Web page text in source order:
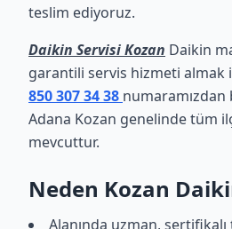
teslim ediyoruz.
Daikin Servisi Kozan Daikin
garantili servis hizmeti almak
850 307 34 38
Adana Kozan genelinde tüm
mevcuttur.
Neden Kozan
Alanında uzman,